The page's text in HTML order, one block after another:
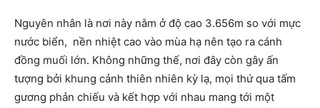
Nguyên nhân là nơi này nằm ở độ cao 3.656m so với mực
nước biển, nền nhiệt cao vào mùa hạ nên tạo ra cánh
đồng muối lớn. Không những thế, nơi đây còn gây ấn
tượng bởi khung cảnh thiên nhiên kỳ lạ, mọi thứ qua tấm
gương phản chiếu và kết hợp với nhau mang tới một